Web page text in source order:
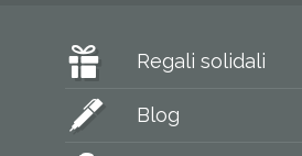
Regali solidali
Blog